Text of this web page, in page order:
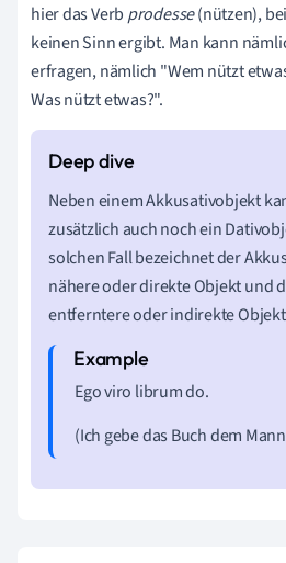
hier das Verb prodesse(nützen),
keinen Sinn ergibt. Man kann
erfragen, nämlich "Wem nützt
Was nützt etwas?".
Neben einem Akkusativobjekt
zusätzlich auch noch ein
solchen Fall bezeichnet der
nähere oder direkte Objekt und
entferntere oder indirekte
Ego viro librum do.
(Ich gebe das Buch dem